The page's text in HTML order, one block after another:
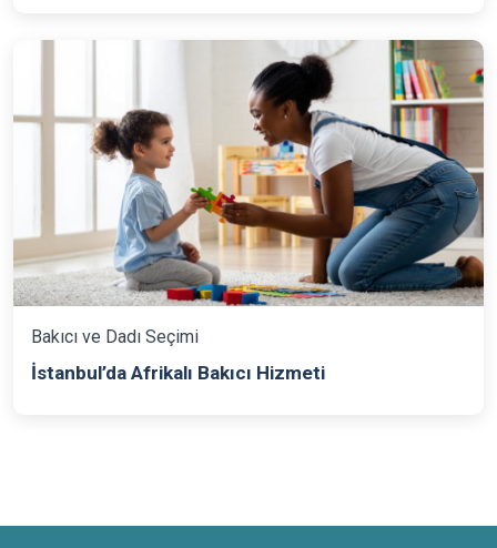
Bakıcı ve Dadı Seçimi
İstanbul’da Afrikalı Bakıcı Hizmeti